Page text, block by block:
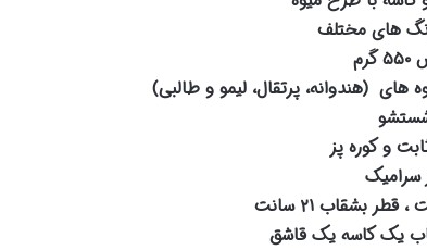
های مختلف
(هندوانه، پرتقال، لیمو و طالبی)
و کوره پز
سرامیک
یک کاسه یک قاشق